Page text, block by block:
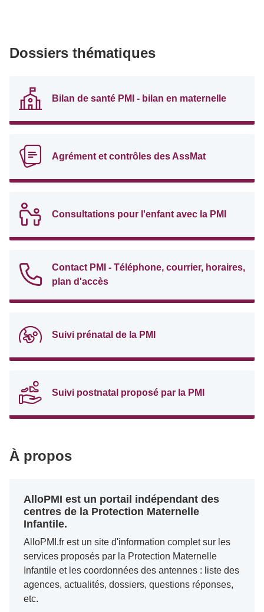
Dossiers thématiques
Bilan de santé PMI - bilan en maternelle
Agrément et contrôles des AssMat
Consultations pour l'enfant avec la PMI
Contact PMI - Téléphone, courrier, horaires,
plan d'accès
Suivi prénatal de la PMI
Suivi postnatal proposé par la PMI
À propos
AlloPMI est un portail indépendant des
centres de la Protection Maternelle
Infantile.
AlloPMI.fr est un site d'information complet sur les
services proposés par la Protection Maternelle
Infantile et les coordonnées des antennes : liste des
agences, actualités, dossiers, questions réponses,
etc.